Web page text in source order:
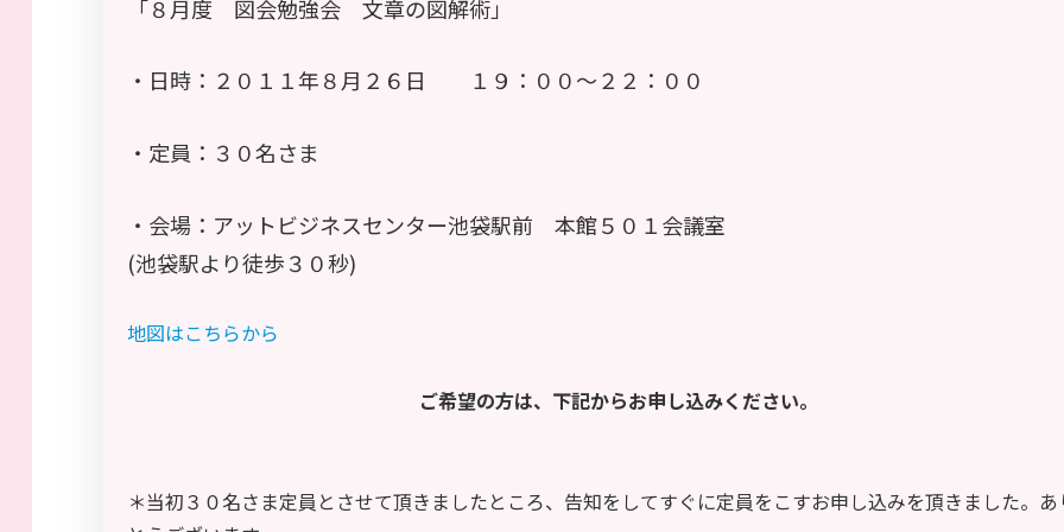
「８月度 図会勉強会 文章の図解術」
・日時：２０１１年８月２６日 １９：００～２２：００
・定員：３０名さま
・会場：アットビジネスセンター池袋駅前 本館５０１会議室
(池袋駅より徒歩３０秒)
地図はこちらから
ご希望の方は、下記からお申し込みください。
＊当初３０名さま定員とさせて頂きましたところ、告知をしてすぐに定員をこすお申し込みを頂きました。あ